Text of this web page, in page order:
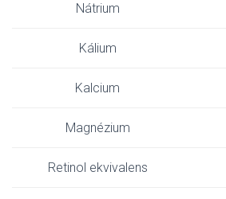
Nátrium
Kálium
Kalcium
Magnézium
Retinol ekvivalens